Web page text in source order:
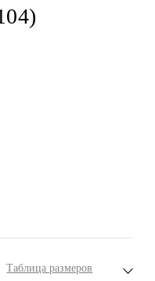
Таблица размеров